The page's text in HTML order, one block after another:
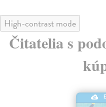
High-contrast mode
Čitatelia s